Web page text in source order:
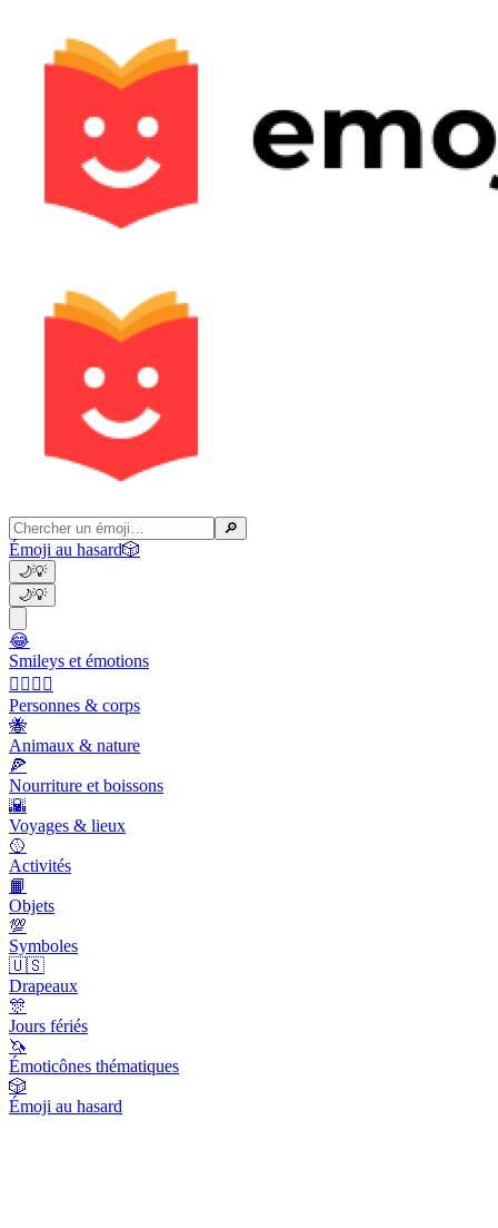
🔎
Émoji au hasard🎲
🌙💡
🌙💡
😂
Smileys et émotions
👩‍❤️‍💋‍👨
Personnes & corps
🐝
Animaux & nature
🍕
Nourriture et boissons
🌇
Voyages & lieux
🥎
Activités
📙
Objets
💯
Symboles
🇺🇸
Drapeaux
🎊
Jours fériés
🦄
Émoticônes thématiques
🎲
Émoji au hasard